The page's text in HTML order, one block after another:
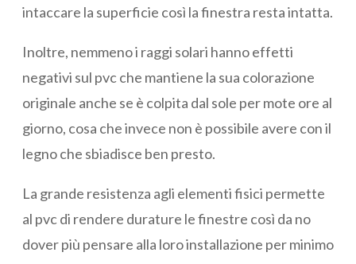
intaccare la superficie così la finestra resta intatta.
Inoltre, nemmeno i raggi solari hanno effetti
negativi sul pvc che mantiene la sua colorazione
originale anche se è colpita dal sole per mote ore al
giorno, cosa che invece non è possibile avere con il
legno che sbiadisce ben presto.
La grande resistenza agli elementi fisici permette
al pvc di rendere durature le finestre così da no
dover più pensare alla loro installazione per minimo